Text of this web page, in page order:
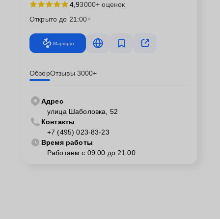
4,93000+ оценок
Открыто до 21:00
Маршрут
ОбзорОтзывы 3000+
Адрес
улица Шаболовка, 52
Контакты
+7 (495) 023-83-23
Время работы
Работаем с 09:00 до 21:00